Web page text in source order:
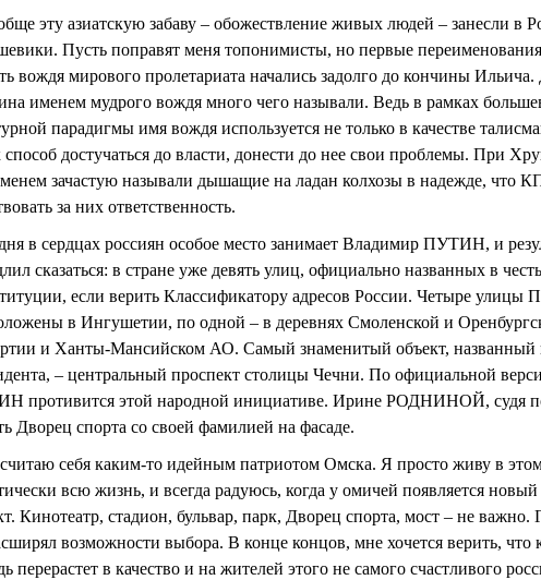
эту азиатскую забаву – обожествление живых людей – занесли в
Пусть поправят меня топонимисты, но первые
вождя мирового пролетариата начались задолго до кончины
именем мудрого вождя много чего называли. Ведь в рамках
парадигмы имя вождя используется не только в качестве
способ достучаться до власти, донести до нее свои проблемы. При
зачастую называли дышащие на ладан колхозы в надежде, что
за них ответственность.
в сердцах россиян особое место занимает Владимир ПУТИН, и
сказаться: в стране уже девять улиц, официально названных в
если верить Классификатору адресов России. Четыре
в Ингушетии, по одной – в деревнях Смоленской и
и Ханты-Мансийском АО. Самый знаменитый объект, названный
– центральный проспект столицы Чечни. По официальной
противится этой народной инициативе. Ирине РОДНИНОЙ, судя
Дворец спорта со своей фамилией на фасаде.
себя каким-то идейным патриотом Омска. Я просто живу в
всю жизнь, и всегда радуюсь, когда у омичей появляется
Кинотеатр, стадион, бульвар, парк, Дворец спорта, мост – не важно.
возможности выбора. В конце концов, мне хочется верить, что
перерастет в качество и на жителей этого не самого счастливого